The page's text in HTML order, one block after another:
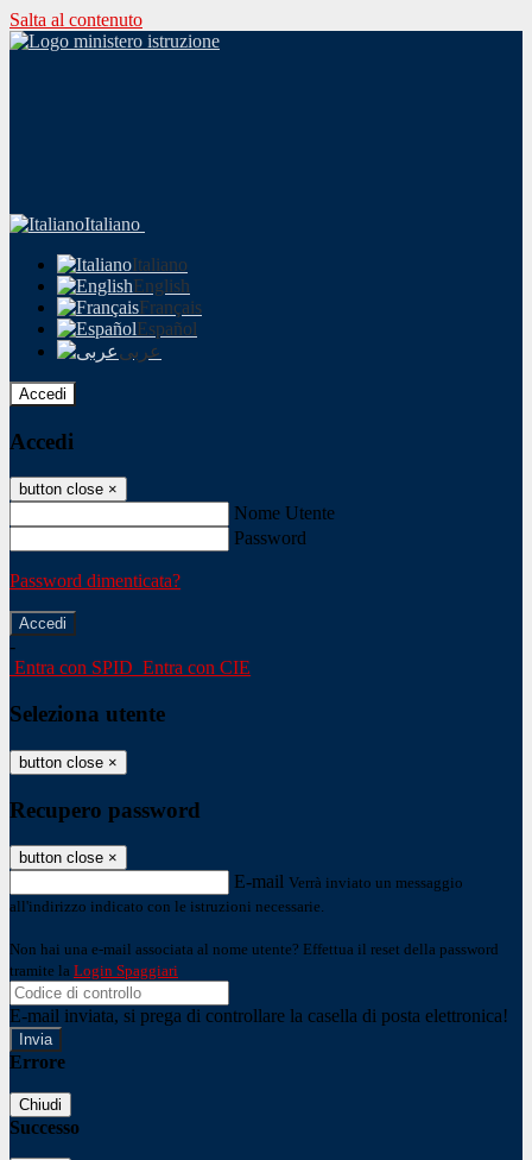
Salta al contenuto
Italiano
Italiano
English
Français
Español
عربى
Accedi
Accedi
button close ×
Nome Utente
Password
Password dimenticata?
-
Entra con SPID Entra con CIE
Seleziona utente
button close ×
Recupero password
button close ×
E-mail Verrà inviato un messaggio
all'indirizzo indicato con le istruzioni necessarie.
Non hai una e-mail associata al nome utente? Effettua il reset della password
tramite la Login Spaggiari
E-mail inviata, si prega di controllare la casella di posta elettronica!
Errore
Chiudi
Successo